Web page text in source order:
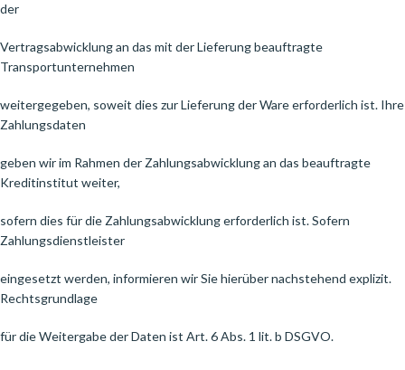
der
Vertragsabwicklung an das mit der Lieferung beauftragte
Transportunternehmen
weitergegeben, soweit dies zur Lieferung der Ware erforderlich ist. Ihre
Zahlungsdaten
geben wir im Rahmen der Zahlungsabwicklung an das beauftragte
Kreditinstitut weiter,
sofern dies für die Zahlungsabwicklung erforderlich ist. Sofern
Zahlungsdienstleister
eingesetzt werden, informieren wir Sie hierüber nachstehend explizit.
Rechtsgrundlage
für die Weitergabe der Daten ist Art. 6 Abs. 1 lit. b DSGVO.